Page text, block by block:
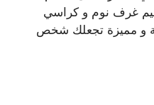
غرف نوم و كراسي
و مميزة تجعلك شخص